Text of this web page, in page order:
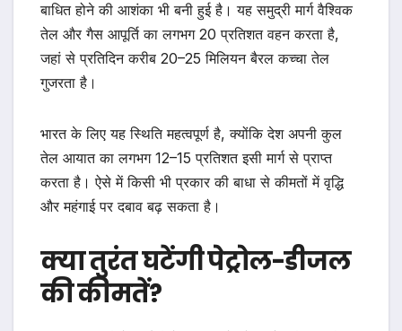
बाधित होने की आशंका भी बनी हुई है। यह समुद्री मार्ग वैश्विक
तेल और गैस आपूर्ति का लगभग 20 प्रतिशत वहन करता है,
जहां से प्रतिदिन करीब 20–25 मिलियन बैरल कच्चा तेल
गुजरता है।
भारत के लिए यह स्थिति महत्वपूर्ण है, क्योंकि देश अपनी कुल
तेल आयात का लगभग 12–15 प्रतिशत इसी मार्ग से प्राप्त
करता है। ऐसे में किसी भी प्रकार की बाधा से कीमतों में वृद्धि
और महंगाई पर दबाव बढ़ सकता है।
क्या तुरंत घटेंगी पेट्रोल-डीजल
की कीमतें?